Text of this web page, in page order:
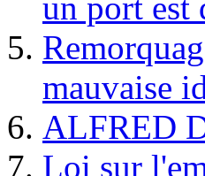
mauvaise
ALFRED
Loi sur